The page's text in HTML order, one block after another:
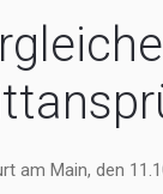
am Main, den